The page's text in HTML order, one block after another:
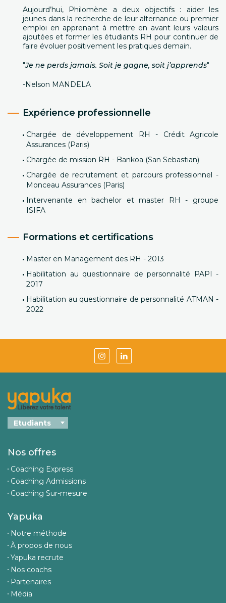
Aujourd’hui, Philomène a deux objectifs : aider les
jeunes dans la recherche de leur alternance ou premier
emploi en apprenant à mettre en avant leurs valeurs
ajoutées et former les étudiants RH pour continuer de
faire évoluer positivement les pratiques demain.
"Je ne perds jamais. Soit je gagne, soit j’apprends"
-Nelson MANDELA
Expérience professionnelle
Chargée de développement RH - Crédit Agricole
Assurances (Paris)
Chargée de mission RH - Bankoa (San Sebastian)
Chargée de recrutement et parcours professionnel -
Monceau Assurances (Paris)
Intervenante en bachelor et master RH - groupe
ISIFA
Formations et certifications
Master en Management des RH - 2013
Habilitation au questionnaire de personnalité PAPI -
2017
Habilitation au questionnaire de personnalité ATMAN -
2022
Nos offres
Coaching Express
Coaching Admissions
Coaching Sur-mesure
Yapuka
Notre méthode
À propos de nous
Yapuka recrute
Nos coachs
Partenaires
Média